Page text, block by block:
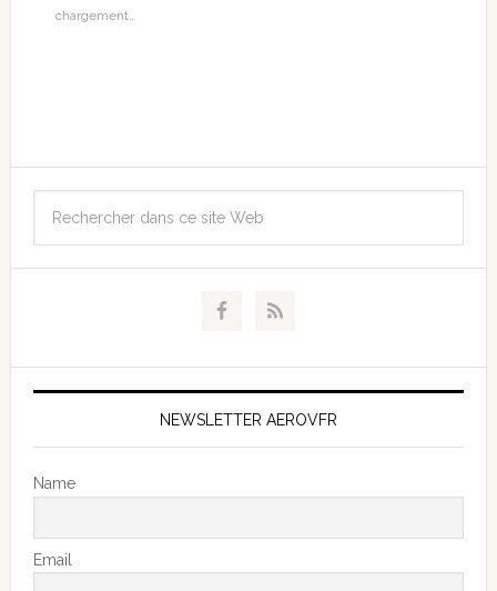
chargement…
NEWSLETTER AEROVFR
Name
Email